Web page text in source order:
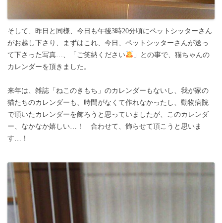
そして、昨日と同様、今日も午後3時20分頃にペットシッターさん
がお越し下さり、まずはこれ、今日、ペットシッターさんが送っ
て下さった写真…、「ご笑納ください
」との事で、猫ちゃんの
カレンダーを頂きました。
来年は、雑誌「ねこのきもち」のカレンダーもないし、我が家の
猫たちのカレンダーも、時間がなくて作れなかったし、動物病院
で頂いたカレンダーを飾ろうと思っていましたが、このカレンダ
ー、なかなか嬉しい…！ 合わせて、飾らせて頂こうと思いま
す…！